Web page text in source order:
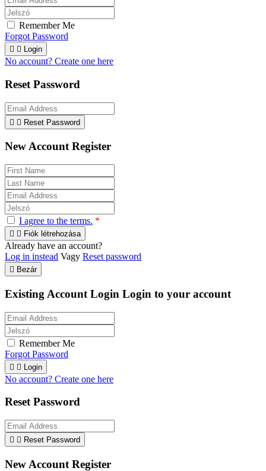
Remember Me
Forgot Password
  Login
No account? Create one here
Reset Password
  Reset Password
New Account Register
I agree to the terms. *
  Fiók létrehozása
Already have an account?
Log in instead Vagy Reset password
 Bezár
Existing Account Login Login to your account
Remember Me
Forgot Password
  Login
No account? Create one here
Reset Password
  Reset Password
New Account Register